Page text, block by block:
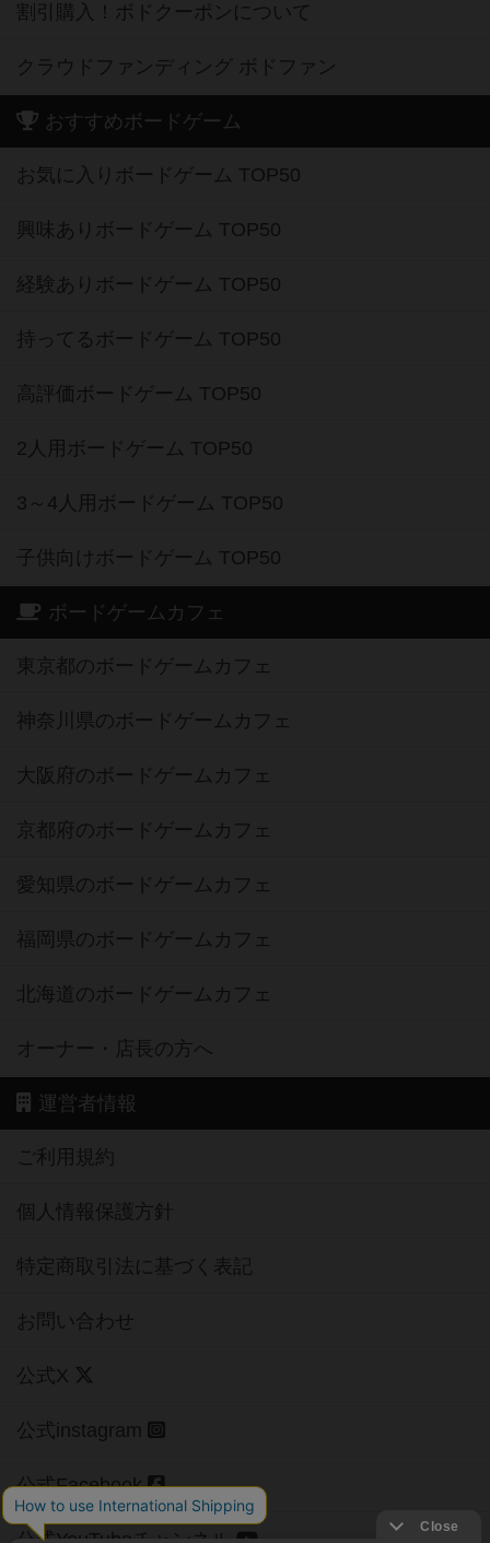
割引購入！ボドクーポンについて
クラウドファンディング ボドファン
おすすめボードゲーム
お気に入りボードゲーム TOP50
興味ありボードゲーム TOP50
経験ありボードゲーム TOP50
持ってるボードゲーム TOP50
高評価ボードゲーム TOP50
2人用ボードゲーム TOP50
3～4人用ボードゲーム TOP50
子供向けボードゲーム TOP50
ボードゲームカフェ
東京都のボードゲームカフェ
神奈川県のボードゲームカフェ
大阪府のボードゲームカフェ
京都府のボードゲームカフェ
愛知県のボードゲームカフェ
福岡県のボードゲームカフェ
北海道のボードゲームカフェ
オーナー・店長の方へ
運営者情報
ご利用規約
個人情報保護方針
特定商取引法に基づく表記
お問い合わせ
公式X
公式instagram
公式Facebook